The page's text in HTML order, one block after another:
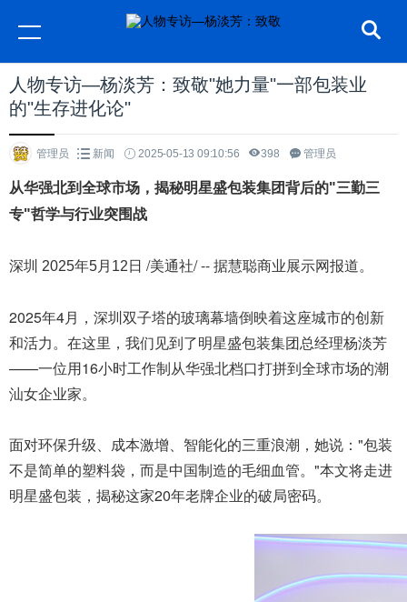
人物专访—杨淡芳：致敬"她力量"一部包装业
的"生存进化论"
管理员 新闻 2025-05-13 09:10:56 398 管理员
从华强北到全球市场，揭秘明星盛包装集团背后的"三勤三
专"哲学与行业突围战
深圳 2025年5月12日 /美通社/ -- 据慧聪商业展示网报道。
2025年4月，深圳双子塔的玻璃幕墙倒映着这座城市的创新
和活力。在这里，我们见到了明星盛包装集团总经理杨淡芳
——一位用16小时工作制从华强北档口打拼到全球市场的潮
汕女企业家。
面对环保升级、成本激增、智能化的三重浪潮，她说："包装
不是简单的塑料袋，而是中国制造的毛细血管。"本文将走进
明星盛包装，揭秘这家20年老牌企业的破局密码。